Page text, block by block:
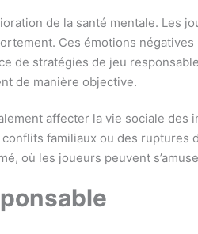
de la santé mentale. Les
Ces émotions
de stratégies de jeu
de manière objective.
affecter la vie sociale
familiaux ou des
où les joueurs peuvent